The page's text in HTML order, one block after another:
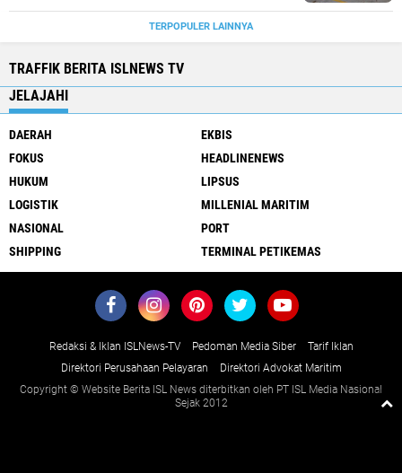
TERPOPULER LAINNYA
TRAFFIK BERITA ISLNEWS TV
JELAJAHI
DAERAH
EKBIS
FOKUS
HEADLINENEWS
HUKUM
LIPSUS
LOGISTIK
MILLENIAL MARITIM
NASIONAL
PORT
SHIPPING
TERMINAL PETIKEMAS
Redaksi & Iklan ISLNews-TV Pedoman Media Siber
Tarif Iklan
Direktori Perusahaan Pelayaran
Direktori Advokat Maritim
Copyright © Website Berita ISL News diterbitkan oleh PT ISL Media Nasional
Sejak 2012